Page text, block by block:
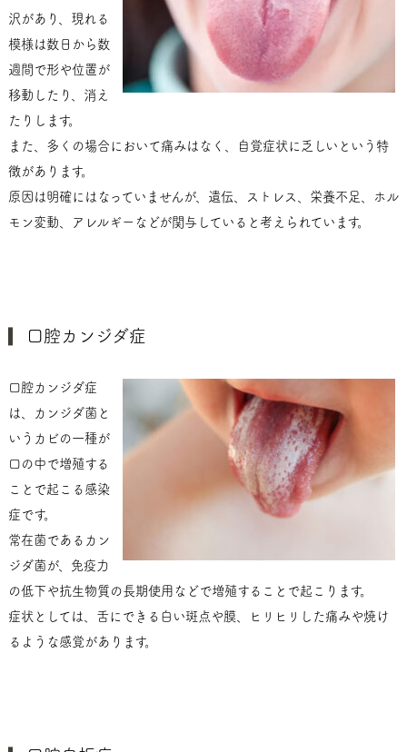
沢があり、現れる
模様は数日から数
週間で形や位置が
移動したり、消え
たりします。
また、多くの場合において痛みはなく、自覚症状に乏しいという特
徴があります。
原因は明確にはなっていませんが、遺伝、ストレス、栄養不足、ホル
モン変動、アレルギーなどが関与していると考えられています。
口腔カンジダ症
口腔カンジダ症
は、カンジダ菌と
いうカビの一種が
口の中で増殖する
ことで起こる感染
症です。
常在菌であるカン
ジダ菌が、免疫力
の低下や抗生物質の長期使用などで増殖することで起こります。
症状としては、舌にできる白い斑点や膜、ヒリヒリした痛みや焼け
るような感覚があります。